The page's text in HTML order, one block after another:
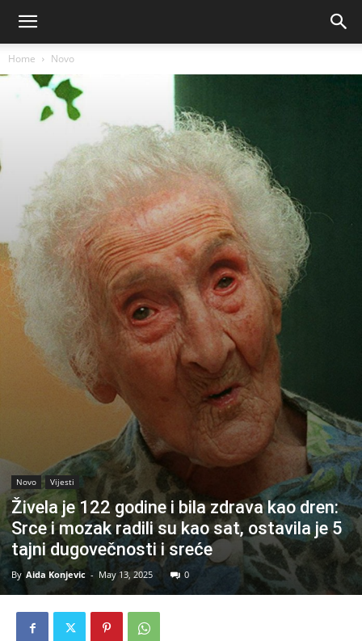
Home Novo
Novo Vijesti
Živela je 122 godine i bila zdrava kao dren:
Srce i mozak radili su kao sat, ostavila je 5
tajni dugovečnosti i sreće
By Aida Konjevic - May 13, 2025 0